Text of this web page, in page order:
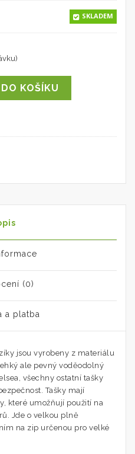
SKLADEM
KOŠÍKU
(0)
a platba
jsou vyrobeny z materiálu
ale pevný voděodolný
všechny ostatní tašky
Tašky mají
které umožňují použití na
Jde o velkou plně
na zip určenou pro velké